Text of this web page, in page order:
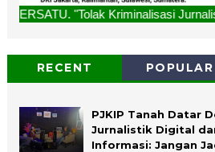
Kriminalisasi Jurnalis, Rekan
RECENT POPULAR
PJKIP Tanah Datar
Jurnalistik Digital
Informasi: Jangan